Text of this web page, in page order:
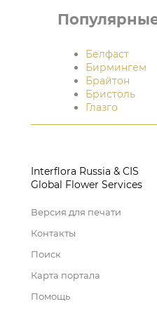
Белфаст
Бирмингем
Брайтон
Бристоль
Глазго
Interflora Russia & CIS
Global Flower Services
Версия для печати
Контакты
Поиск
Карта портала
Помощь